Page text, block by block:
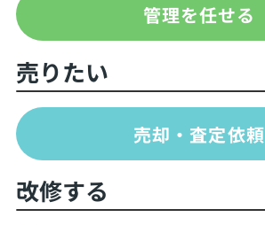
管理を任せる
売りたい
売却・査定依頼
改修する